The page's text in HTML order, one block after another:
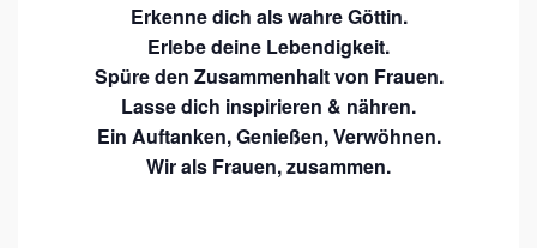
Erkenne dich als wahre Göttin.
Erlebe deine Lebendigkeit.
Spüre den Zusammenhalt von Frauen.
Lasse dich inspirieren & nähren.
Ein Auftanken, Genießen, Verwöhnen.
Wir als Frauen, zusammen.